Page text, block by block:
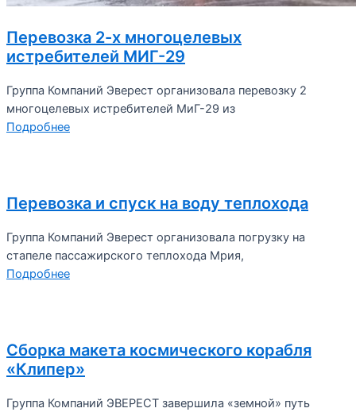
Перевозка 2-х многоцелевых
истребителей МИГ-29
Группа Компаний Эверест организовала перевозку 2
многоцелевых истребителей МиГ-29 из
Подробнее
Перевозка и спуск на воду теплохода
Группа Компаний Эверест организовала погрузку на
стапеле пассажирского теплохода Мрия,
Подробнее
Сборка макета космического корабля
«Клипер»
Группа Компаний ЭВЕРЕСТ завершила «земной» путь